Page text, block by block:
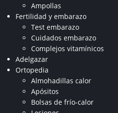
Ampollas
Fertilidad y embarazo
Test embarazo
Cuidados embarazo
Complejos vitamínicos
Adelgazar
Ortopedia
Almohadillas calor
Apósitos
Bolsas de frío-calor